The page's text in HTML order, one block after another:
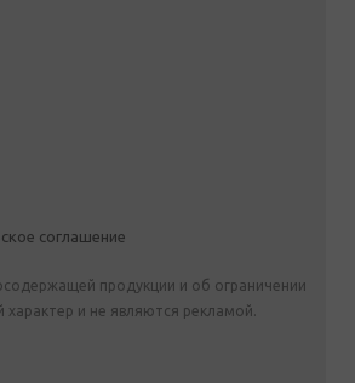
соглашение
продукции и об ограничении
и не являются рекламой.